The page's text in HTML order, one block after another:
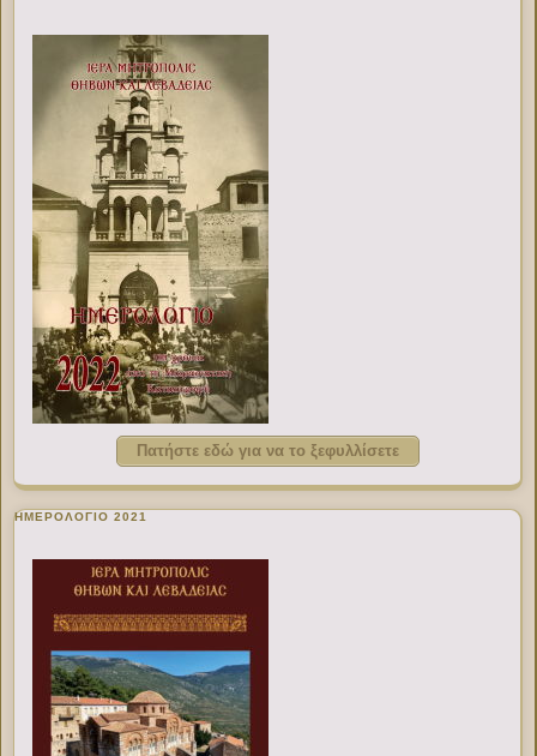
Πατήστε εδώ για να το ξεφυλλίσετε
ΗΜΕΡΟΛΟΓΙΟ 2021